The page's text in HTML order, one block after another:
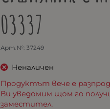
03337
Арт.№: 37249
Неналичен
Продуктът вече е
Ви уведомим щом го
заместител.